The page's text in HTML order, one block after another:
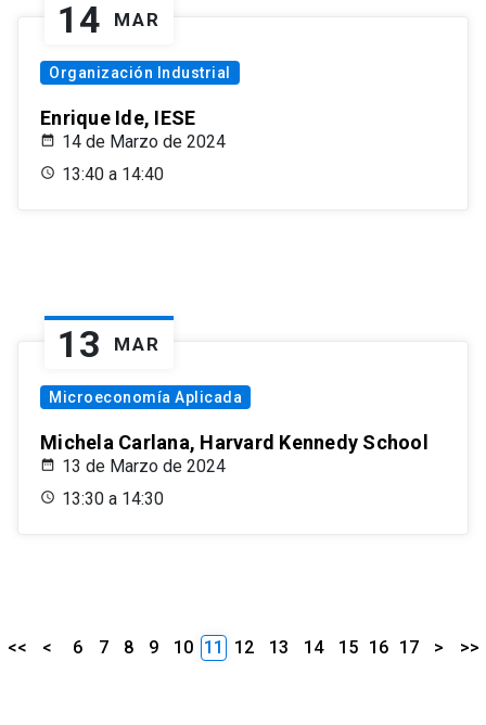
14 MAR
Organización Industrial
Enrique Ide, IESE
14 de Marzo de 2024
13:40 a 14:40
13 MAR
Microeconomía Aplicada
Michela Carlana, Harvard Kennedy School
13 de Marzo de 2024
13:30 a 14:30
<< < 6 7 8 9 10 11 12 13 14 15 16 17 > >>